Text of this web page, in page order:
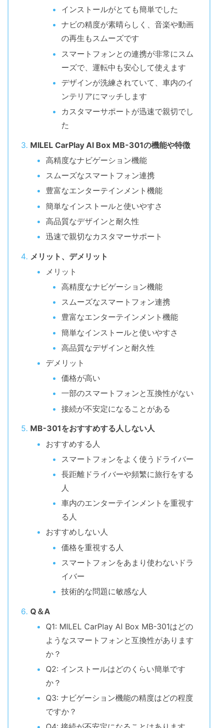
インストールがとても簡単でした
ナビの精度が素晴らしく、音楽や動画
の再生もスムーズです
スマートフォンとの連携が非常にスム
ーズで、運転中も安心して使えます
デザインが洗練されていて、車内のイ
ンテリアにマッチします
カスタマーサポートが迅速で親切でし
た
MILEL CarPlay AI Box MB-301の機能や特徴
高精度なナビゲーション機能
スムーズなスマートフォン連携
豊富なエンターテインメント機能
簡単なインストールと使いやすさ
高品質なデザインと耐久性
迅速で親切なカスタマーサポート
メリット、デメリット
メリット
高精度なナビゲーション機能
スムーズなスマートフォン連携
豊富なエンターテインメント機能
簡単なインストールと使いやすさ
高品質なデザインと耐久性
デメリット
価格が高い
一部のスマートフォンと互換性がない
接続が不安定になることがある
MB-301をおすすめする人しない人
おすすめする人
スマートフォンをよく使うドライバー
長距離ドライバーや頻繁に旅行をする
人
車内のエンターテインメントを重視す
る人
おすすめしない人
価格を重視する人
スマートフォンをあまり使わないドラ
イバー
技術的な問題に敏感な人
Q＆A
Q1: MILEL CarPlay AI Box MB-301はどの
ようなスマートフォンと互換性があります
か？
Q2: インストールはどのくらい簡単です
か？
Q3: ナビゲーション機能の精度はどの程度
ですか？